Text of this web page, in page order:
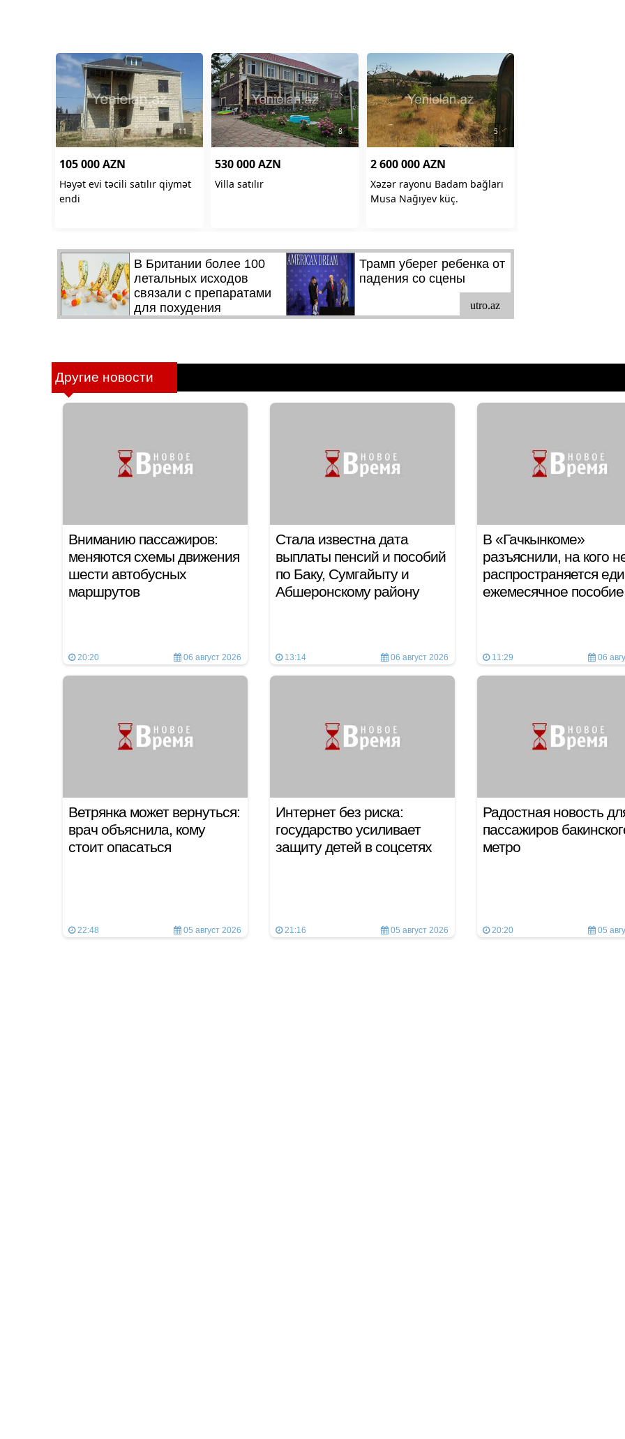
Другие новости
Вниманию пассажиров:
меняются схемы движения
шести автобусных
маршрутов
20:20 06 август 2026
Стала известна дата
выплаты пенсий и пособий
по Баку, Сумгайыту и
Абшеронскому району
13:14 06 август 2026
В «Гачкынкоме»
разъяснили, на кого
распространяется
ежемесячное пособие
11:29 06
Ветрянка может вернуться:
врач объяснила, кому
стоит опасаться
22:48 05 август 2026
Интернет без риска:
государство усиливает
защиту детей в соцсетях
21:16 05 август 2026
Радостная новость
пассажиров
метро
20:20 05